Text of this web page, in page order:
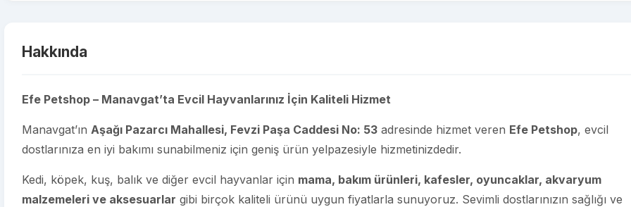
Hakkında
Efe Petshop – Manavgat’ta Evcil Hayvanlarınız İçin Kaliteli Hizmet
Manavgat’ın Aşağı Pazarcı Mahallesi, Fevzi Paşa Caddesi No: 53 adresinde hizmet veren Efe Petshop, evcil
dostlarınıza en iyi bakımı sunabilmeniz için geniş ürün yelpazesiyle hizmetinizdedir.
Kedi, köpek, kuş, balık ve diğer evcil hayvanlar için mama, bakım ürünleri, kafesler, oyuncaklar, akvaryum
malzemeleri ve aksesuarlar gibi birçok kaliteli ürünü uygun fiyatlarla sunuyoruz. Sevimli dostlarınızın sağlığı ve